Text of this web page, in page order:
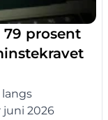
prosent
juni 2026